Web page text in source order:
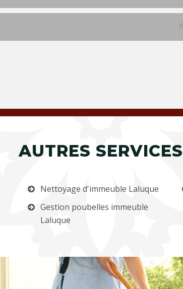
AUTRES SERVICES
Nettoyage d'immeuble Laluque
Gestion poubelles immeuble
Laluque